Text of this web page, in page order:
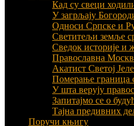
Кад су свеци
У загрљају
Односи Српске и
Светитељи земље
Сведок историје и
Православна
Акатист Светој
Померање граница
У шта верују
Запитајмо се о
Тајна предивних
Поручи књигу